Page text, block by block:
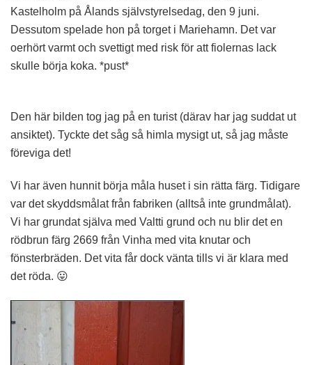
Kastelholm på Ålands självstyrelsedag, den 9 juni.
Dessutom spelade hon på torget i Mariehamn. Det var
oerhört varmt och svettigt med risk för att fiolernas lack
skulle börja koka. *pust*
Den här bilden tog jag på en turist (därav har jag suddat ut
ansiktet). Tyckte det såg så himla mysigt ut, så jag måste
föreviga det!
Vi har även hunnit börja måla huset i sin rätta färg. Tidigare
var det skyddsmålat från fabriken (alltså inte grundmålat).
Vi har grundat själva med Valtti grund och nu blir det en
rödbrun färg 2669 från Vinha med vita knutar och
fönsterbräden. Det vita får dock vänta tills vi är klara med
det röda. 😛